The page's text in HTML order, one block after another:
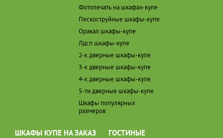
Фотопечать на шкафах-купе
Пескоструйные шкафы-купе
Оракал шкафы-купе
Лдсп шкафы-купе
2-х дверные шкафы-купе
3-х дверные шкафы-купе
4-х дверные шкафы-купе
5-ти дверные шкафы-купе
Шкафы популярных
размеров
ШКАФЫ КУПЕ НА ЗАКАЗ ГОСТИНЫЕ